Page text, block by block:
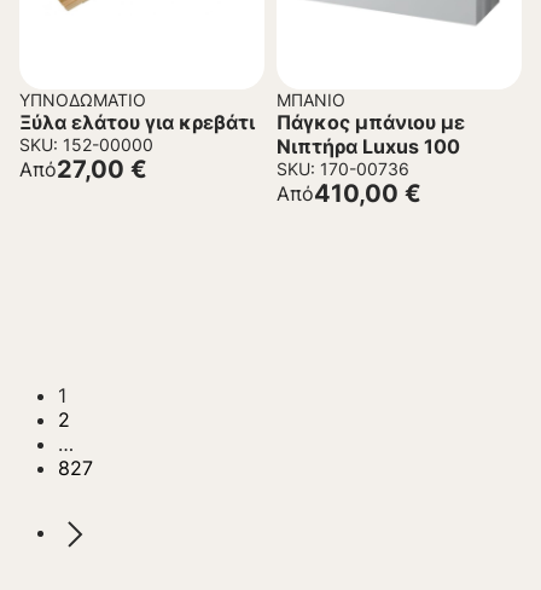
ΥΠΝΟΔΩΜΆΤΙΟ
Ξύλα ελάτου για κρεβάτι
SKU: 152-00000
Από27,00 €
ΜΠΆΝΙΟ
Πάγκος μπάνιου με
Νιπτήρα Luxus 100
SKU: 170-00736
Από410,00 €
1
2
…
827